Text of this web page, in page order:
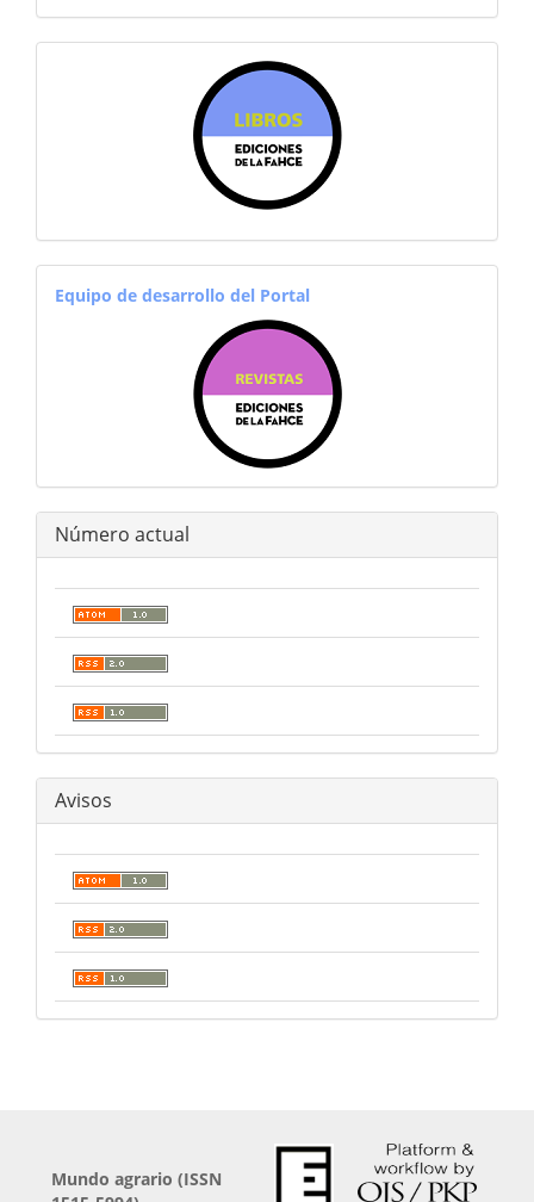
equiporevistas
Equipo de desarrollo del Portal
Número actual
Avisos
Mundo agrario (ISSN